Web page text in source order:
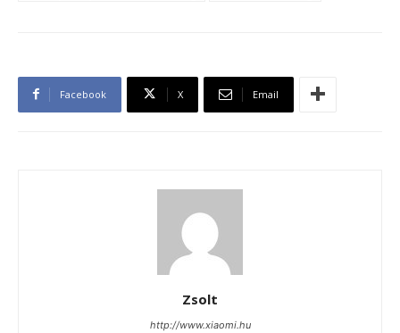
Facebook X Email
Zsolt
http://www.xiaomi.hu